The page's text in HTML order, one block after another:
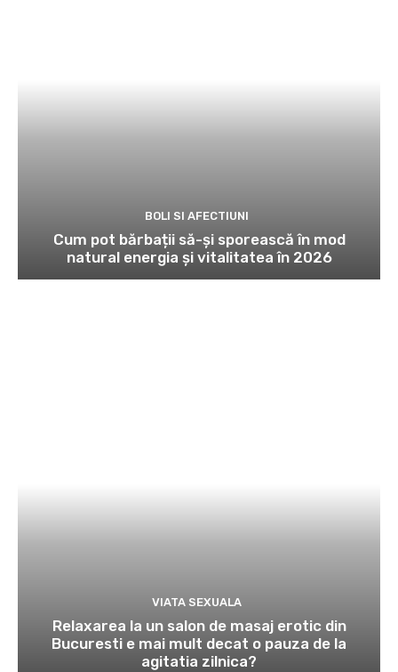
BOLI SI AFECTIUNI
Cum pot bărbații să-și sporească în mod
natural energia și vitalitatea în 2026
VIATA SEXUALA
Relaxarea la un salon de masaj erotic din
Bucuresti e mai mult decat o pauza de la
agitatia zilnica?